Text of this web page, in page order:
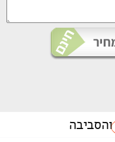
והסביבה